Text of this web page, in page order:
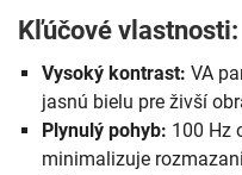
Kľúčové vlastnosti:
Vysoký kontrast: VA
jasnú bielu pre živší
Plynulý pohyb: 100 Hz
minimalizuje